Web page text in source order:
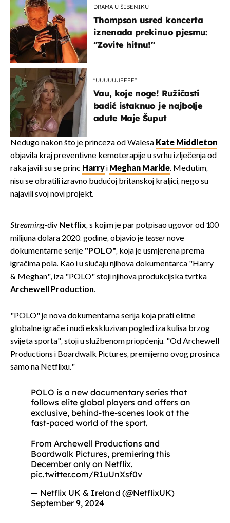
DRAMA U ŠIBENIKU
Thompson usred koncerta
iznenada prekinuo pjesmu:
"Zovite hitnu!"
"UUUUUUFFFF"
Vau, koje noge! Ružičasti
badić istaknuo je najbolje
adute Maje Šuput
Nedugo nakon što je princeza od Walesa Kate Middleton
objavila kraj preventivne kemoterapije u svrhu izlječenja od
raka javili su se princ Harryi Meghan Markle. Međutim,
nisu se obratili izravno budućoj britanskoj kraljici, nego su
najavili svoj novi projekt.
Streaming-div Netflix, s kojim je par potpisao ugovor od 100
milijuna dolara 2020. godine, objavio jeteasernove
dokumentarne serije "POLO", koja je usmjerena prema
igračima pola. Kao i u slučaju njihova dokumentarca "Harry
& Meghan", iza "POLO" stoji njihova produkcijska tvrtka
Archewell Production.
"POLO" je nova dokumentarna serija koja prati elitne
globalne igrače i nudi ekskluzivan pogled iza kulisa brzog
svijeta sporta", stoji u službenom priopćenju. "Od Archewell
Productions i Boardwalk Pictures, premijerno ovog prosinca
samo na Netflixu."
POLO is a new documentary series that
follows elite global players and offers an
exclusive, behind-the-scenes look at the
fast-paced world of the sport.
From Archewell Productions and
Boardwalk Pictures, premiering this
December only on Netflix.
pic.twitter.com/R1uUnXsf0v
— Netflix UK & Ireland (@NetflixUK)
September 9, 2024